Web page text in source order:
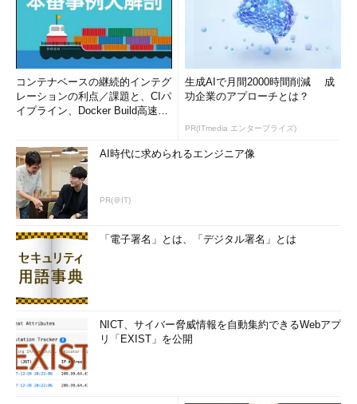
コンテナベースの継続的インテグ
レーションの利点／課題と、CIパ
イプライン、Docker Build高速化
生成AIで月間2000時間削減 成
功企業のアプローチとは？
PR(ITmedia エンタープライズ)
AI時代に求められるエンジニア像
PR(＠IT)
「電子署名」とは、「デジタル署名」とは
NICT、サイバー脅威情報を自動集約できるWebアプ
リ「EXIST」を公開